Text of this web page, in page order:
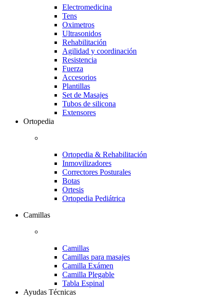
Electromedicina
Tens
Oximetros
Ultrasonidos
Rehabilitación
Agilidad y coordinación
Resistencia
Fuerza
Accesorios
Plantillas
Set de Masajes
Tubos de silicona
Extensores
Ortopedia
Ortopedia & Rehabilitación
Inmovilizadores
Correctores Posturales
Botas
Ortesis
Ortopedia Pediátrica
Camillas
Camillas
Camillas para masajes
Camilla Exámen
Camilla Plegable
Tabla Espinal
Ayudas Técnicas